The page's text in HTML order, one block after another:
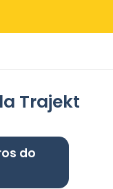
Trajekt
do